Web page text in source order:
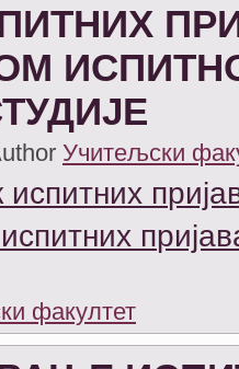
Учитељски
испитних
факултет